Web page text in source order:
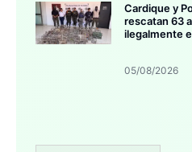
Cardique y
rescatan 63
ilegalmente
05/08/2026